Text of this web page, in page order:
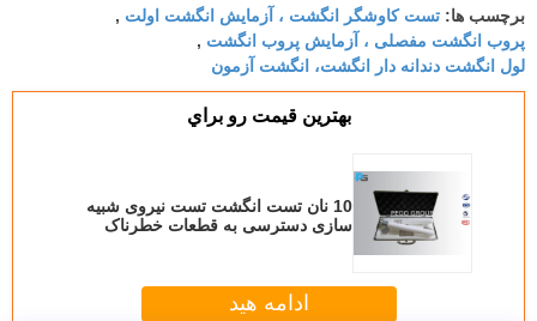
برچسب ها: تست کاوشگر انگشت ، آزمایش انگشت اولت ,
پروب انگشت مفصلی ، آزمایش پروب انگشت ,
لول انگشت دندانه دار انگشت، انگشت آزمون
بهترين قيمت رو براي
10 نان تست انگشت تست نیروی شبیه
سازی دسترسی به قطعات خطرناک
ادامه هید